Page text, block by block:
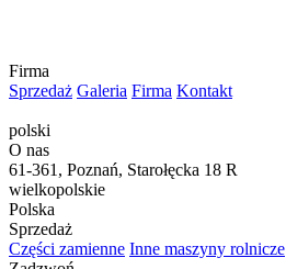
Firma
Sprzedaż Galeria Firma Kontakt
polski
O nas
61-361, Poznań, Starołęcka 18 R
wielkopolskie
Polska
Sprzedaż
Części zamienne Inne maszyny rolnicze